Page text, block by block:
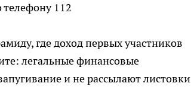
телефону 112
где доход первых участников
легальные финансовые
и не рассылают листовки